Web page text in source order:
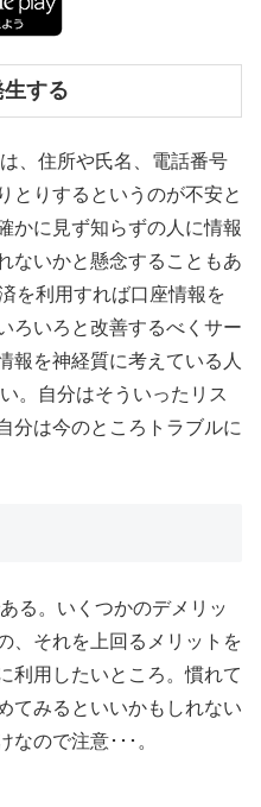
する
、住所や氏名、電話番号
とりするというのが不安と
かに見ず知らずの人に情報
ないかと懸念することもあ
を利用すれば口座情報を
ろいろと改善するべくサー
報を神経質に考えている人
。自分はそういったリス
分は今のところトラブルに
る。いくつかのデメリッ
、それを上回るメリットを
利用したいところ。慣れて
てみるといいかもしれない
ので注意･･･。